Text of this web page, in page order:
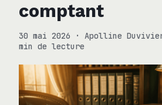
comptant
30 mai 2026 · Apolline
min de lecture